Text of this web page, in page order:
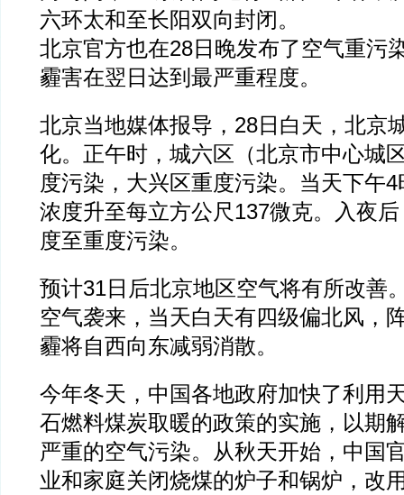
六环太和至长阳双向封闭。
北京官方也在28日晚发布了空气重污
霾害在翌日达到最严重程度。
北京当地媒体报导，28日白天，北京
化。正午时，城六区（北京市中心城
度污染，大兴区重度污染。当天下午
浓度升至每立方公尺137微克。入夜
度至重度污染。
预计31日后北京地区空气将有所改善
空气袭来，当天白天有四级偏北风，
霾将自西向东减弱消散。
今年冬天，中国各地政府加快了利用
石燃料煤炭取暖的政策的实施，以期
严重的空气污染。从秋天开始，中国
业和家庭关闭烧煤的炉子和锅炉，改